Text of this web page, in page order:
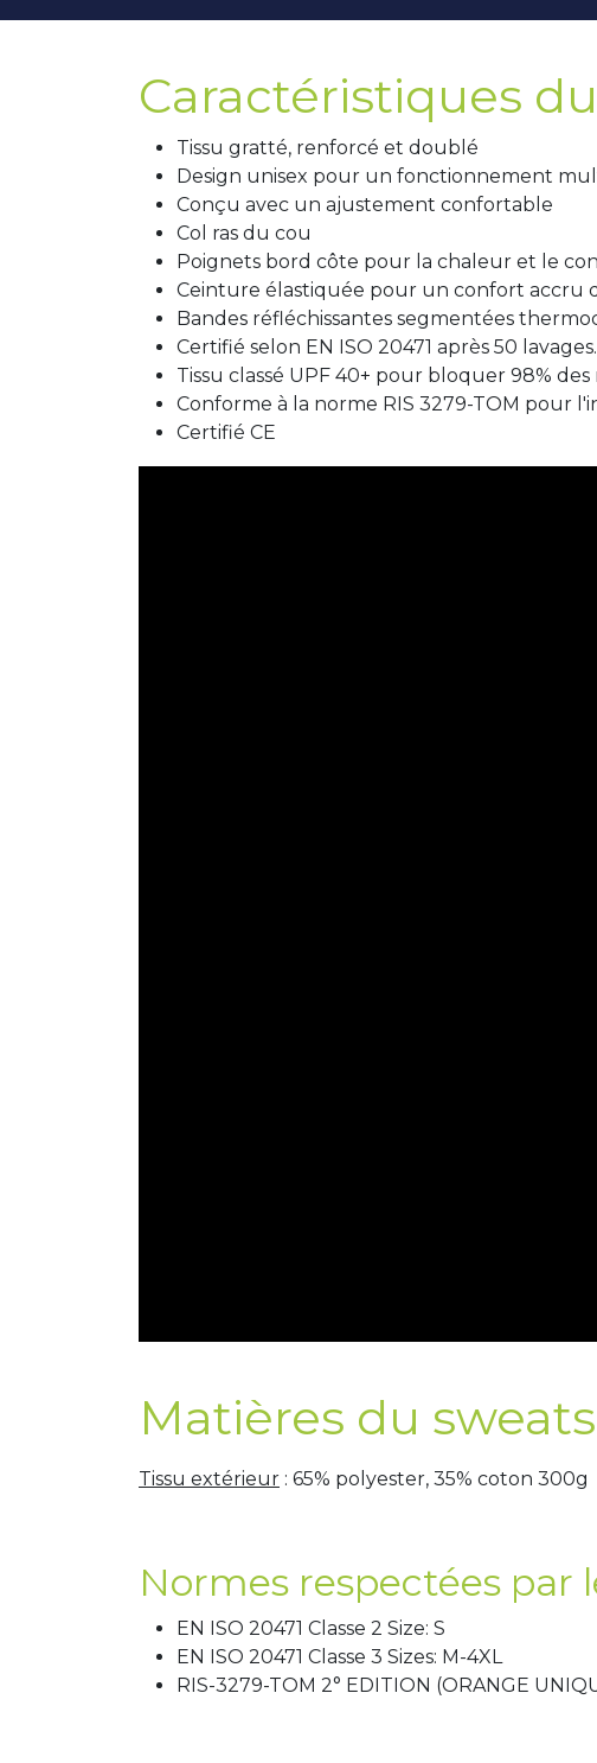
Caractéristiques
Tissu gratté, renforcé et doublé
Design unisex pour un fonctionnement
Conçu avec un ajustement confortable
Col ras du cou
Poignets bord côte pour la chaleur et le
Ceinture élastiquée pour un confort accru
Bandes réfléchissantes segmentées
Certifié selon EN ISO 20471 après 50 lavages.
Tissu classé UPF 40+ pour bloquer 98% des
Conforme à la norme RIS 3279-TOM pour
Certifié CE
Matières du
Tissu extérieur : 65% polyester, 35% coton 300g
Normes respectées par
EN ISO 20471 Classe 2 Size: S
EN ISO 20471 Classe 3 Sizes: M-4XL
RIS-3279-TOM 2° EDITION (ORANGE